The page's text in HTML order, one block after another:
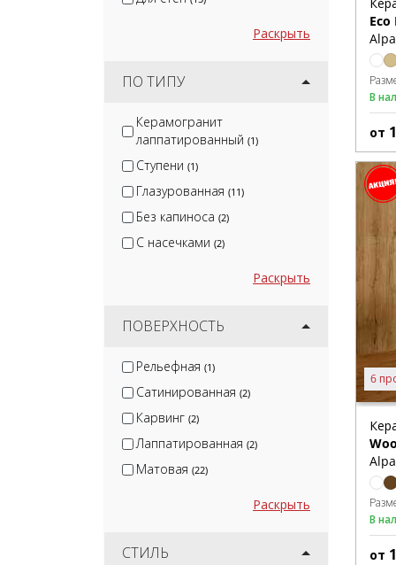
Раскрыть
ПО ТИПУ
Керамогранит
лаппатированный (1)
Ступени (1)
Глазурованная (11)
Без капиноса (2)
С насечками (2)
Раскрыть
ПОВЕРХНОСТЬ
Рельефная (1)
Сатинированная (2)
Карвинг (2)
Лаппатированная (2)
Матовая (22)
Раскрыть
СТИЛЬ
Eco
В
от
6
В
от